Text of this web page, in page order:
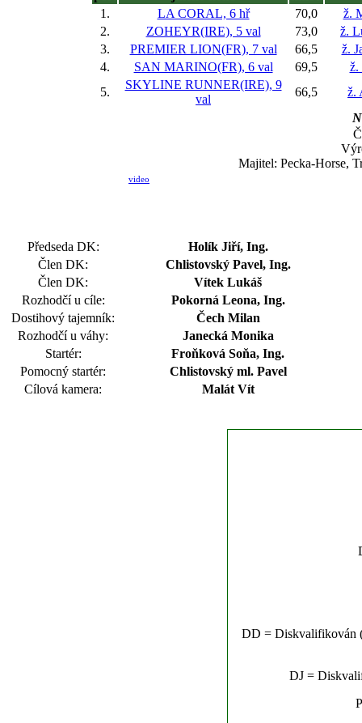
1.
LA CORAL, 6 hř 70,0
ž.
2.
ZOHEYR(IRE), 5 val 73,0
ž.
3.
PREMIER LION(FR), 7 val 66,5
ž.
4.
SAN MARINO(FR), 6 val 69,5
ž.
5.
SKYLINE RUNNER(IRE), 9
val
66,5
ž.
Majitel: Pecka-Horse,
video
Předseda DK:
Holík Jiří, Ing.
Člen DK:
Chlistovský Pavel, Ing.
Člen DK:
Vítek Lukáš
Rozhodčí u cíle:
Pokorná Leona, Ing.
Dostihový tajemník:
Čech Milan
Rozhodčí u váhy:
Janecká Monika
Startér:
Froňková Soňa, Ing.
Pomocný startér:
Chlistovský ml. Pavel
Cílová kamera:
Malát Vít
DD = Diskvalifikován
DJ =